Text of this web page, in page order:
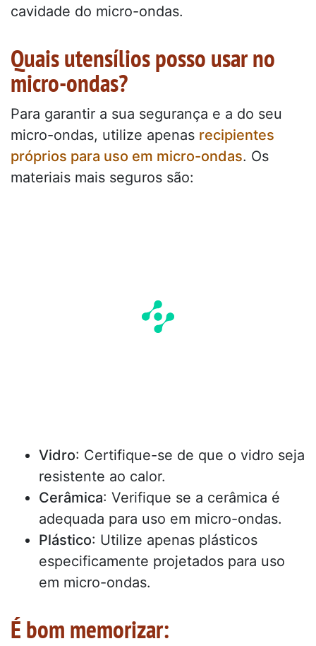
cavidade do micro-ondas.
Quais utensílios posso usar no
micro-ondas?
Para garantir a sua segurança e a do seu
micro-ondas, utilize apenas recipientes
próprios para uso em micro-ondas. Os
materiais mais seguros são:
Vidro: Certifique-se de que o vidro seja
resistente ao calor.
Cerâmica: Verifique se a cerâmica é
adequada para uso em micro-ondas.
Plástico: Utilize apenas plásticos
especificamente projetados para uso
em micro-ondas.
É bom memorizar: